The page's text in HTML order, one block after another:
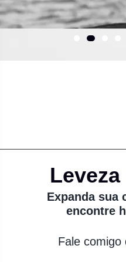
Expanda sua
encontre
Fale comigo